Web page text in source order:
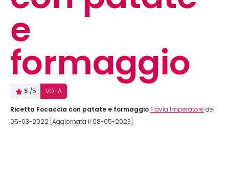
e
formaggio
5 /5 VOTA
Ricetta Focaccia con patate e formaggio Flavia Imperatore del
05-03-2022 [Aggiornata il 08-05-2023]